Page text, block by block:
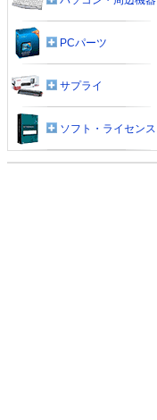
PCパーツ
サプライ
ソフト・ライセンス